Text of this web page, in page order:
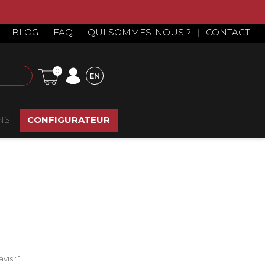
BLOG
| FAQ | QUI SOMMES-NOUS ? | CONTACT
0 EN
CONFIGURATEUR
: 1